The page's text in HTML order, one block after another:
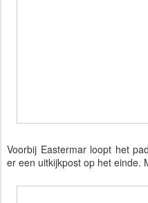
Voorbij Eastermar loopt het
er een uitkijkpost op het einde.